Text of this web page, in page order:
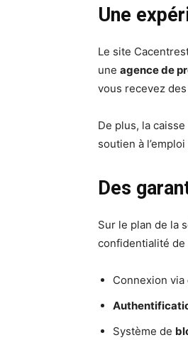
Une
Le site
une agence de
vous recevez des
De plus, la
soutien à
Des
Sur le plan de la
confidentialité de
Connexion via
Système de